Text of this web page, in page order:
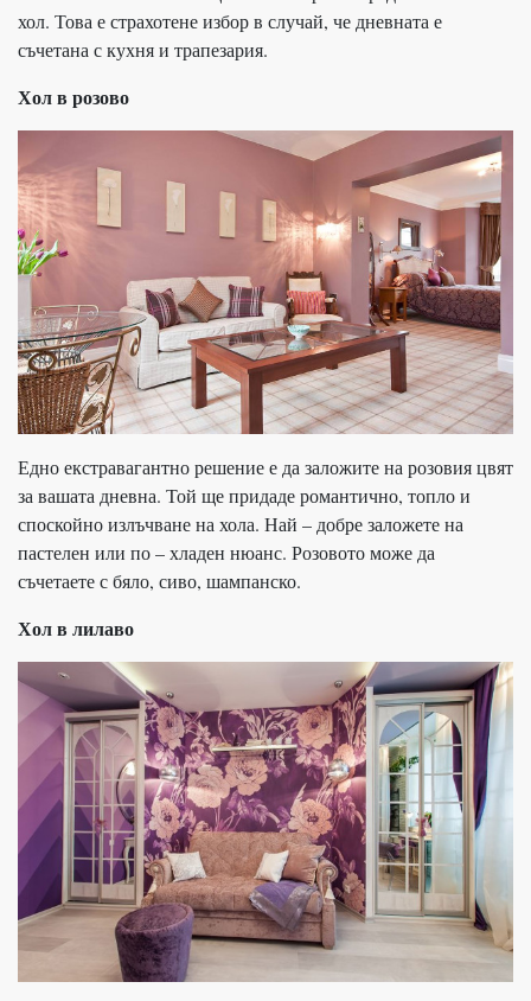
хол. Това е страхотене избор в случай, че дневната е
съчетана с кухня и трапезария.
Хол в розово
Едно екстравагантно решение е да заложите на розовия цвят
за вашата дневна. Той ще придаде романтично, топло и
споскойно излъчване на хола. Най – добре заложете на
пастелен или по – хладен нюанс. Розовото може да
съчетаете с бяло, сиво, шампанско.
Хол в лилаво